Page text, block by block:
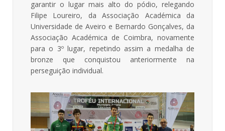
garantir o lugar mais alto do pódio, relegando
Filipe Loureiro, da Associação Académica da
Universidade de Aveiro e Bernardo Gonçalves, da
Associação Académica de Coimbra, novamente
para o 3º lugar, repetindo assim a medalha de
bronze que conquistou anteriormente na
perseguição individual.